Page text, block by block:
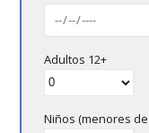
Adultos 12+
Niños (menores